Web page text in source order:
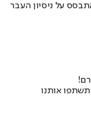
על ניסיון העבר
אותנו